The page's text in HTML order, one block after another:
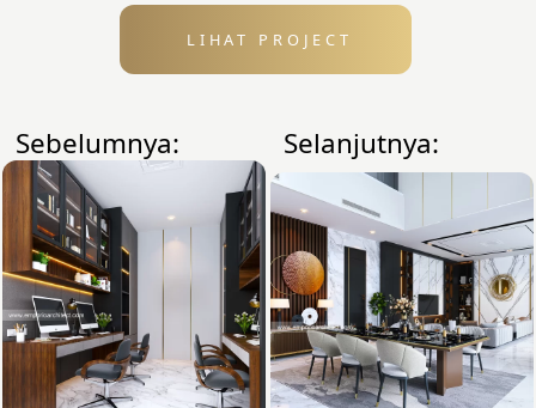
LIHAT PROJECT
Sebelumnya: Selanjutnya: